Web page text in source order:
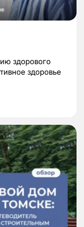
здорового
здоровье